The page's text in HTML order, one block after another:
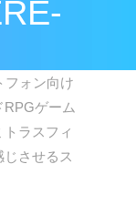
ォン向け
ゲーム
ラスフィ
させるス